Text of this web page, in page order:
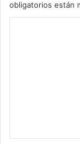
obligatorios están